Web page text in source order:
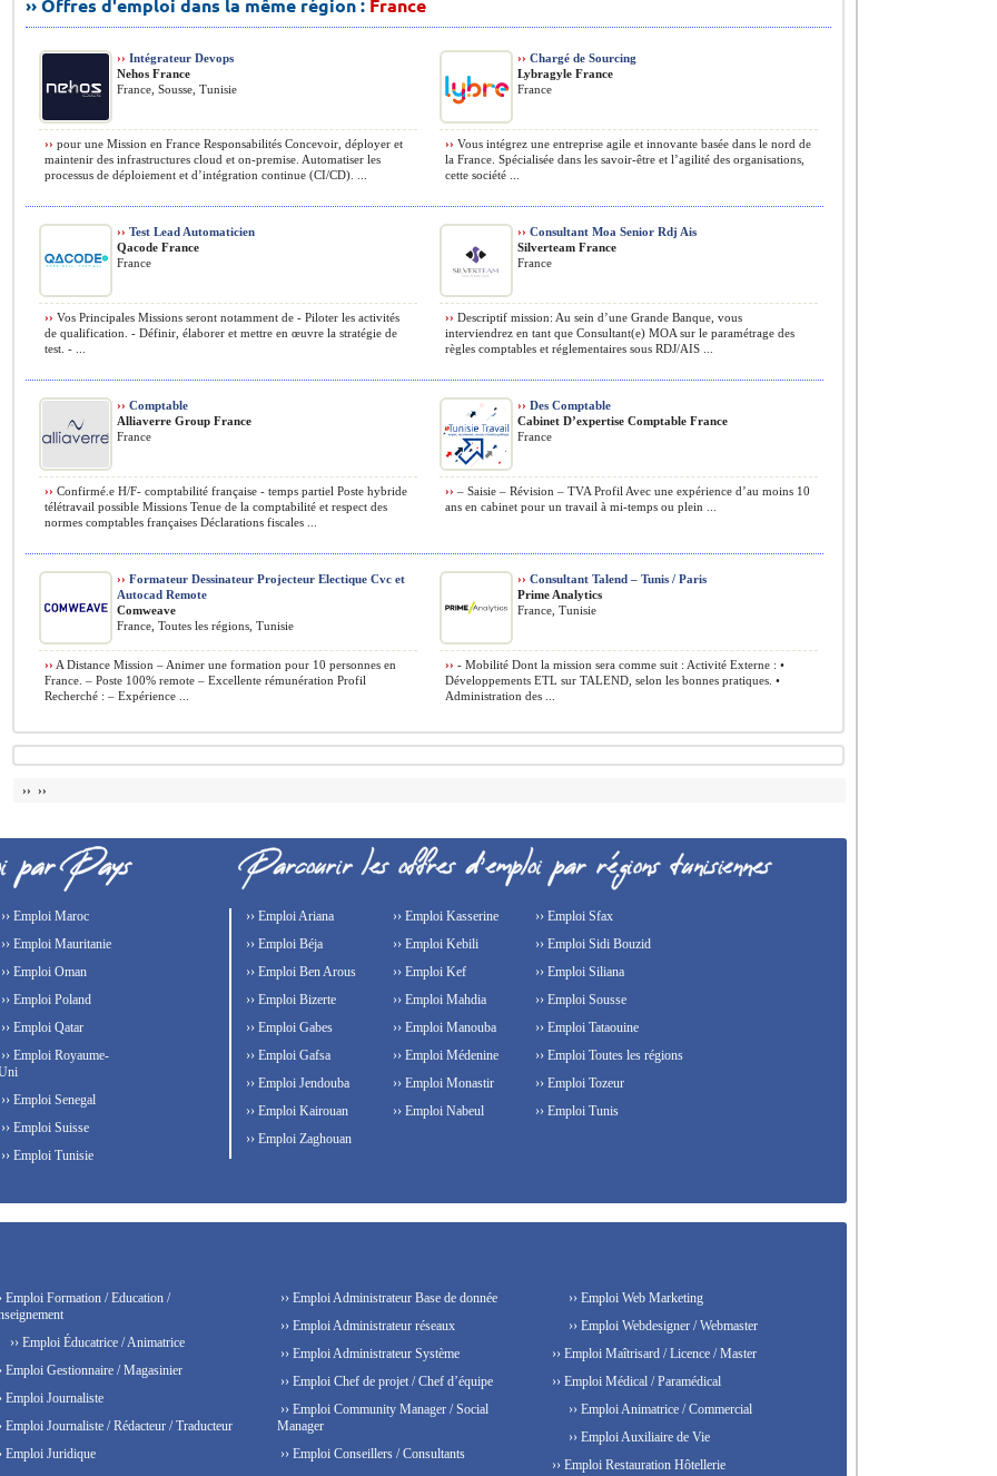
›› Offres d'emploi dans la même région : France
›› Intégrateur Devops
Nehos France
France, Sousse, Tunisie
›› pour une Mission en France Responsabilités Concevoir, déployer et
maintenir des infrastructures cloud et on-premise. Automatiser les
processus de déploiement et d’intégration continue (CI/CD). ...
›› Chargé de Sourcing
Lybragyle France
France
›› Vous intégrez une entreprise agile et innovante basée dans le nord de
la France. Spécialisée dans les savoir-être et l’agilité des organisations,
cette société ...
›› Test Lead Automaticien
Qacode France
France
›› Vos Principales Missions seront notamment de - Piloter les activités
de qualification. - Définir, élaborer et mettre en œuvre la stratégie de
test. - ...
›› Consultant Moa Senior Rdj Ais
Silverteam France
France
›› Descriptif mission: Au sein d’une Grande Banque, vous
interviendrez en tant que Consultant(e) MOA sur le paramétrage des
règles comptables et réglementaires sous RDJ/AIS ...
›› Comptable
Alliaverre Group France
France
›› Confirmé.e H/F- comptabilité française - temps partiel Poste hybride
télétravail possible Missions Tenue de la comptabilité et respect des
normes comptables françaises Déclarations fiscales ...
›› Des Comptable
Cabinet D’expertise Comptable France
France
›› – Saisie – Révision – TVA Profil Avec une expérience d’au moins 10
ans en cabinet pour un travail à mi-temps ou plein ...
›› Formateur Dessinateur Projecteur Electique Cvc et
Autocad Remote
Comweave
France, Toutes les régions, Tunisie
›› A Distance Mission – Animer une formation pour 10 personnes en
France. – Poste 100% remote – Excellente rémunération Profil
Recherché : – Expérience ...
›› Consultant Talend – Tunis / Paris
Prime Analytics
France, Tunisie
›› - Mobilité Dont la mission sera comme suit : Activité Externe : •
Développements ETL sur TALEND, selon les bonnes pratiques. •
Administration des ...
›› ››
›› Emploi Maroc
›› Emploi Mauritanie
›› Emploi Oman
›› Emploi Poland
›› Emploi Qatar
›› Emploi Royaume-
›› Emploi Senegal
›› Emploi Suisse
›› Emploi Tunisie
›› Emploi Ariana
›› Emploi Béja
›› Emploi Ben Arous
›› Emploi Bizerte
›› Emploi Gabes
›› Emploi Gafsa
›› Emploi Jendouba
›› Emploi Kairouan
›› Emploi Kasserine
›› Emploi Kebili
›› Emploi Kef
›› Emploi Mahdia
›› Emploi Manouba
›› Emploi Médenine
›› Emploi Monastir
›› Emploi Nabeul
›› Emploi Sfax
›› Emploi Sidi Bouzid
›› Emploi Siliana
›› Emploi Sousse
›› Emploi Tataouine
›› Emploi Toutes les régions
›› Emploi Tozeur
›› Emploi Tunis
›› Emploi Zaghouan
Emploi Formation / Education /
›› Emploi Éducatrice / Animatrice
Emploi Gestionnaire / Magasinier
Emploi Journaliste
Emploi Journaliste / Rédacteur / Traducteur
Emploi Juridique
›› Emploi Administrateur Base de donnée
›› Emploi Administrateur réseaux
›› Emploi Administrateur Système
›› Emploi Chef de projet / Chef d’équipe
›› Emploi Community Manager / Social
Manager
›› Emploi Conseillers / Consultants
›› Emploi Web Marketing
›› Emploi Webdesigner / Webmaster
›› Emploi Maîtrisard / Licence / Master
›› Emploi Médical / Paramédical
›› Emploi Animatrice / Commercial
›› Emploi Auxiliaire de Vie
›› Emploi Restauration Hôtellerie